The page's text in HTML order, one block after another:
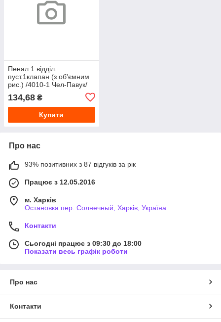
Пенал 1 відділ.
пуст.1клапан (з об'ємним
рис.) /4010-1 Чел-Павук/
Принцеси
134,68 ₴
Купити
Про нас
93% позитивних з 87 відгуків за рік
Працює з 12.05.2016
м. Харків
Остановка пер. Солнечный, Харків, Україна
Контакти
Сьогодні працює з 09:30 до 18:00
Показати весь графік роботи
Про нас
Контакти